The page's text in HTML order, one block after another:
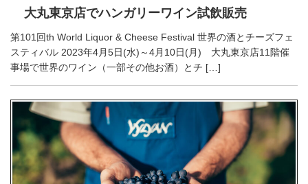
大丸東京店でハンガリーワイン試飲販売
第101回th World Liquor & Cheese Festival 世界の酒とチーズフェ
スティバル 2023年4月5日(水)～4月10日(月) 大丸東京店11階催
事場で世界のワイン（一部その他お酒）とチ […]